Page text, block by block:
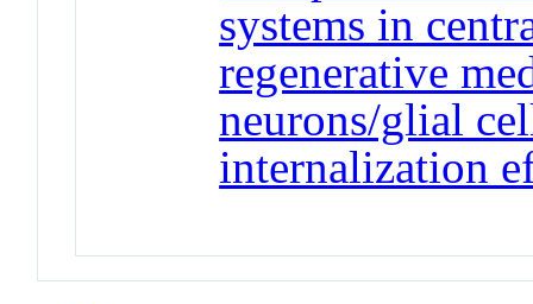
systems in
regenerative
neurons/glial
internalization